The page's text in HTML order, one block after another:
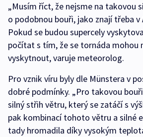
„Musím říct, že nejsme na takovou
o podobnou bouři, jako znají třeba v
Pokud se budou supercely
počítat s tím, že se tornáda mohou
vyskytnout, varuje meteorolog.
Pro vznik víru byly dle Münstera v
dobré podmínky. „Pro takovou
silný střih větru, který se zatáčí s
pak kombinací tohoto větru a silné
tady hromadila díky vysokým